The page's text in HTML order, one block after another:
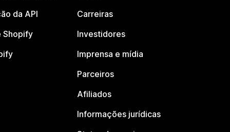
da API
Shopify
Carreiras
Investidores
Imprensa e mídia
Parceiros
Afiliados
Informações jurídicas